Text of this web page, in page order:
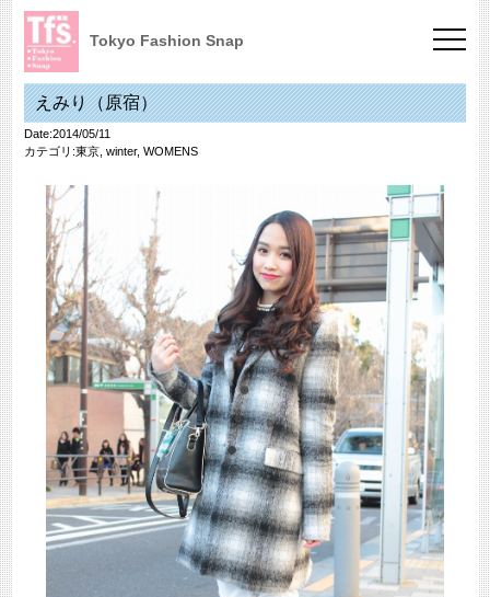
Tokyo Fashion Snap
えみり（原宿）
Date:2014/05/11
カテゴリ:東京, winter, WOMENS